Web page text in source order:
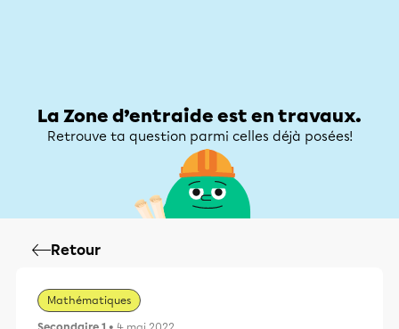
La Zone d’entraide est en travaux.
Retrouve ta question parmi celles déjà posées!
Retour
Mathématiques